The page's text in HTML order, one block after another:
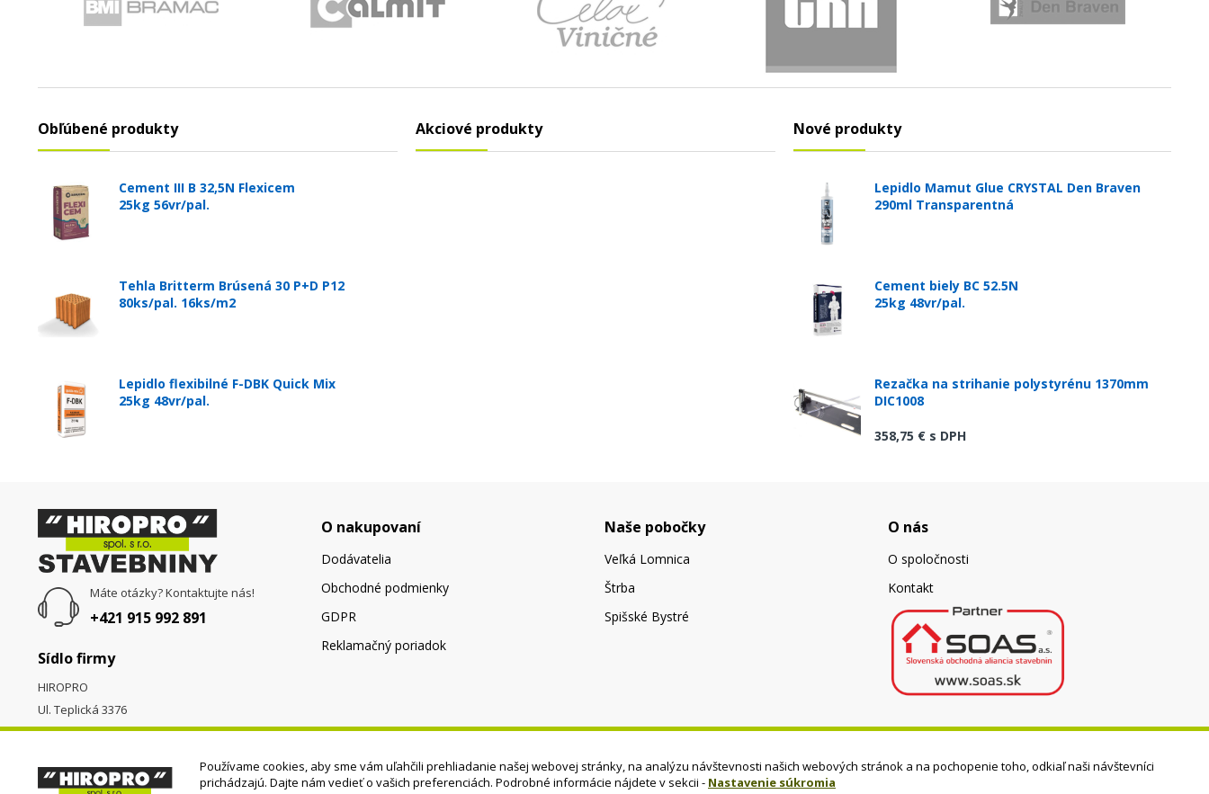
Obľúbené produkty
Cement III B 32,5N Flexicem
25kg 56vr/pal.
Tehla Britterm Brúsená 30 P+D P12
80ks/pal. 16ks/m2
Lepidlo flexibilné F-DBK Quick Mix
25kg 48vr/pal.
Akciové produkty Nové produkty
Lepidlo Mamut Glue CRYSTAL Den Braven
290ml Transparentná
Cement biely BC 52.5N
25kg 48vr/pal.
Rezačka na strihanie polystyrénu 1370mm
DIC1008
358,75 € s DPH
Máte otázky? Kontaktujte nás!
+421 915 992 891
Sídlo firmy
HIROPRO
Ul. Teplická 3376
058 01Poprad
O nakupovaní
Dodávatelia
Obchodné podmienky
GDPR
Reklamačný poriadok
Naše pobočky
Veľká Lomnica
Štrba
Spišské Bystré
O nás
O spoločnosti
Kontakt
Používame cookies, aby sme vám uľahčili prehliadanie našej webovej stránky, na analýzu návštevnosti našich webových stránok a na pochopenie toho, odkiaľ naši návštevníci
prichádzajú. Dajte nám vedieť o vašich preferenciách. Podrobné informácie nájdete v sekcii - Nastavenie súkromia